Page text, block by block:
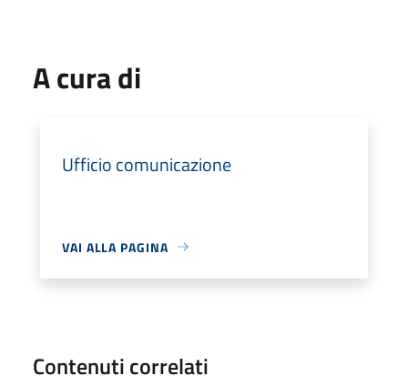
A cura di
Ufficio comunicazione
VAI ALLA PAGINA
Contenuti correlati